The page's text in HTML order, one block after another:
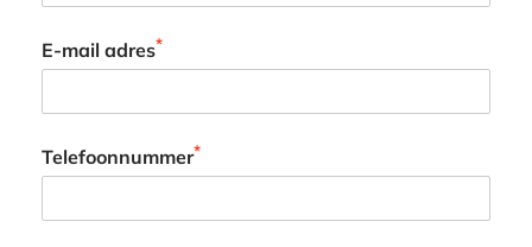
E-mail adres*
Telefoonnummer*